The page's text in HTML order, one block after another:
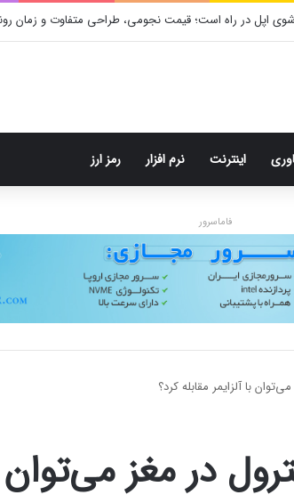
اپل در راه است؛ قیمت نجومی، طراحی متفاوت و زمان
اینترنت نرم افزار رمز ارز
فاماسرور
با آلزایمر مقابله کرد؟
در مغز می‌توان